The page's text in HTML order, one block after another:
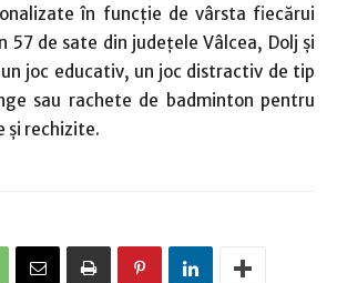
în funcţie de vârsta fiecărui
57 de sate din judeţele Vâlcea, Dolj şi
joc educativ, un joc distractiv de tip
sau rachete de badminton pentru
şi rechizite.